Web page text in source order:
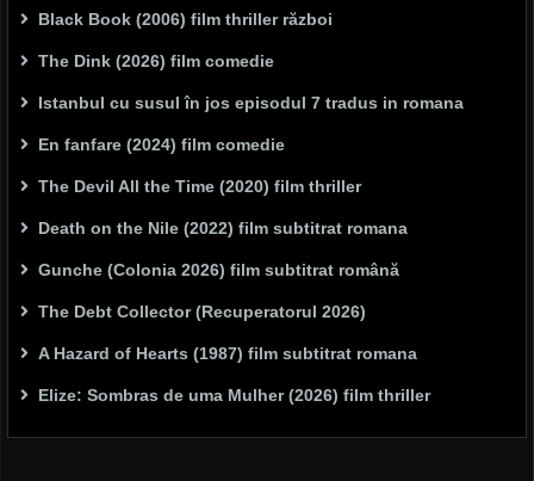
Black Book (2006) film thriller război
The Dink (2026) film comedie
Istanbul cu susul în jos episodul 7 tradus in romana
En fanfare (2024) film comedie
The Devil All the Time (2020) film thriller
Death on the Nile (2022) film subtitrat romana
Gunche (Colonia 2026) film subtitrat română
The Debt Collector (Recuperatorul 2026)
A Hazard of Hearts (1987) film subtitrat romana
Elize: Sombras de uma Mulher (2026) film thriller